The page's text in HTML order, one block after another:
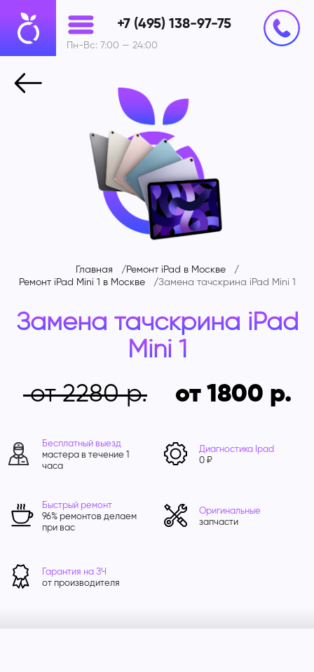
+7 (495) 138-97-75
Пн-Вс: 7:00 — 24:00
Главная
Ремонт iPad в Москве
Ремонт iPad Mini 1 в Москве
Замена тачскрина iPad Mini 1
Замена тачскрина iPad
Mini 1
от 2280
от 1800
Бесплатный выезд
мастера в течение 1
часа
Диагностика Ipad
0 ₽
Быстрый ремонт
96% ремонтов делаем
при вас
Оригинальные
запчасти
Гарантия на ЗЧ
от производителя